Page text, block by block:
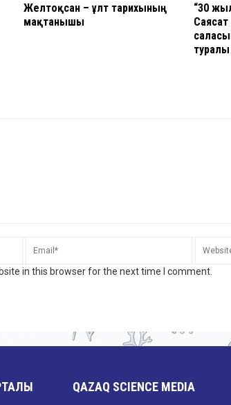
Желтоқсан – ұлт тарихының
мақтанышы
“30
in this browser for the next time I comment.
QAZAQ SCIENCE MEDIA